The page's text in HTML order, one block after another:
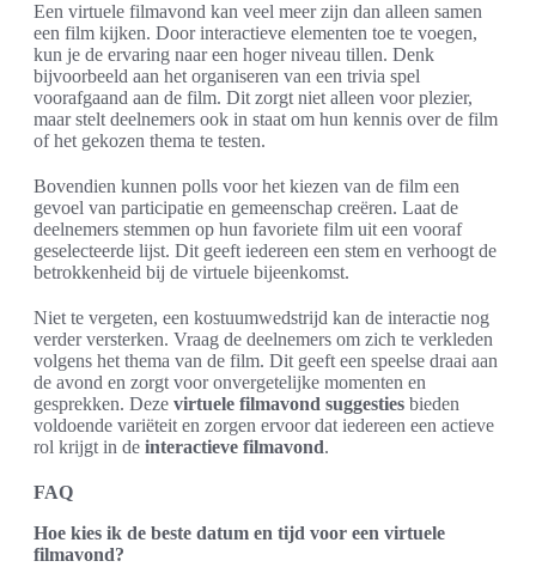
Een virtuele filmavond kan veel meer zijn dan alleen samen
een film kijken. Door interactieve elementen toe te voegen,
kun je de ervaring naar een hoger niveau tillen. Denk
bijvoorbeeld aan het organiseren van een trivia spel
voorafgaand aan de film. Dit zorgt niet alleen voor plezier,
maar stelt deelnemers ook in staat om hun kennis over de film
of het gekozen thema te testen.
Bovendien kunnen polls voor het kiezen van de film een
gevoel van participatie en gemeenschap creëren. Laat de
deelnemers stemmen op hun favoriete film uit een vooraf
geselecteerde lijst. Dit geeft iedereen een stem en verhoogt de
betrokkenheid bij de virtuele bijeenkomst.
Niet te vergeten, een kostuumwedstrijd kan de interactie nog
verder versterken. Vraag de deelnemers om zich te verkleden
volgens het thema van de film. Dit geeft een speelse draai aan
de avond en zorgt voor onvergetelijke momenten en
gesprekken. Deze virtuele filmavond suggesties bieden
voldoende variëteit en zorgen ervoor dat iedereen een actieve
rol krijgt in de interactieve filmavond.
FAQ
Hoe kies ik de beste datum en tijd voor een virtuele
filmavond?